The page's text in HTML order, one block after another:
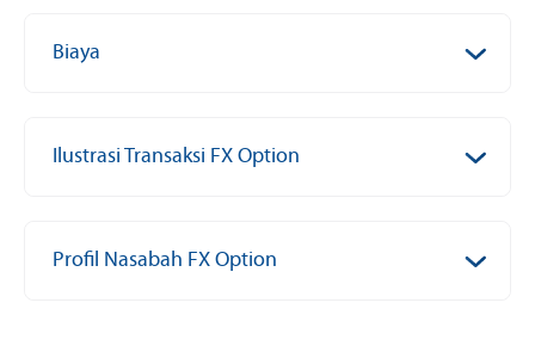
Biaya
Ilustrasi Transaksi FX Option
Profil Nasabah FX Option